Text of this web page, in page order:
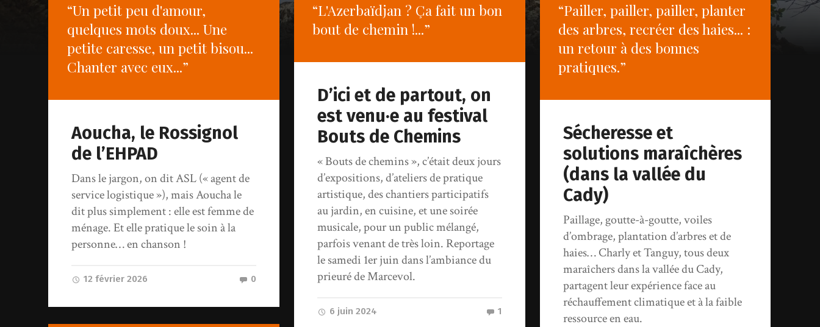
“Un petit peu d'amour,
quelques mots doux... Une
petite caresse, un petit bisou...
Chanter avec eux...”
Aoucha, le Rossignol
de l’EHPAD
Dans le jargon, on dit ASL (« agent de
service logistique »), mais Aoucha le
dit plus simplement : elle est femme de
ménage. Et elle pratique le soin à la
personne… en chanson !
12 février 2026 0
“L'Azerbaïdjan ? Ça fait un bon
bout de chemin !...”
D’ici et de partout, on
est venu·e au festival
Bouts de Chemins
« Bouts de chemins », c’était deux jours
d’expositions, d’ateliers de pratique
artistique, des chantiers participatifs
au jardin, en cuisine, et une soirée
musicale, pour un public mélangé,
parfois venant de très loin. Reportage
le samedi 1er juin dans l’ambiance du
prieuré de Marcevol.
6 juin 2024 1
“Pailler, pailler, pailler, planter
des arbres, recréer des haies... :
un retour à des bonnes
pratiques.”
Sécheresse et
solutions maraîchères
(dans la vallée du
Cady)
Paillage, goutte-à-goutte, voiles
d’ombrage, plantation d’arbres et de
haies… Charly et Tanguy, tous deux
maraîchers dans la vallée du Cady,
partagent leur expérience face au
réchauffement climatique et à la faible
ressource en eau.